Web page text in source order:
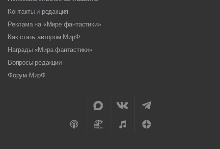
Контакты и редакция
Реклама на «Мире фантастики»
Как стать автором МирФ
Награды «Мира фантастики»
Вопросы редакции
Форум МирФ